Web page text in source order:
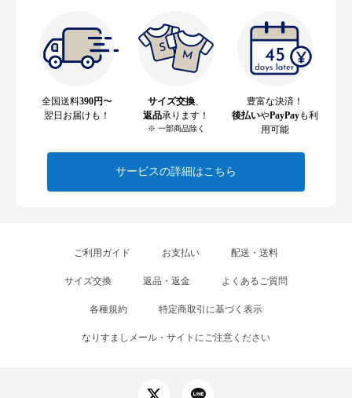
全国送料390円〜
翌日お届けも！
サイズ交換
返品承ります！
※ 一部商品除く
豊富な決済！
後払いやPayPayも利
用可能
サービスの詳細はこちら
ご利用ガイド お支払い 配送・送料
サイズ交換 返品・返金 よくあるご質問
各種規約 特定商取引に基づく表示
なりすましメール・サイトにご注意ください